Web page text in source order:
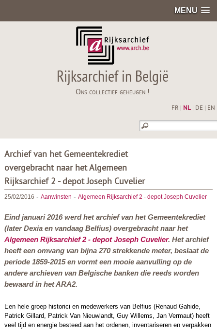
MENU
Rijksarchief in België
Ons collectief geheugen !
FR NL| DE EN
Archief van het Gemeentekrediet
overgebracht naar het Algemeen
Rijksarchief 2 - depot Joseph Cuvelier
25/02/2016 - Aanwinsten - Algemeen Rijksarchief 2 - depot Joseph Cuvelier
Eind januari 2016 werd het archief van het Gemeentekrediet
(later Dexia en vandaag Belfius) overgebracht naar het
Algemeen Rijksarchief 2 - depot Joseph Cuvelier. Het archief
heeft een omvang van bijna 270 strekkende meter, beslaat de
periode 1859-2015 en vormt een mooie aanvulling op de
andere archieven van Belgische banken die reeds worden
bewaard in het ARA2.
Een hele groep historici en medewerkers van Belfius (Renaud Gahide,
Patrick Gillard, Patrick Van Nieuwlandt, Guy Willems, Jan Vermaut) heeft
veel tijd en energie besteed aan het ordenen, inventariseren en verpakken